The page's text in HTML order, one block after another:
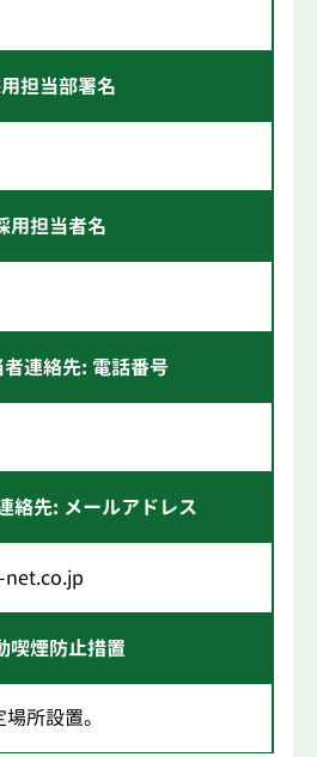
担当部署名
用担当者名
連絡先: 電話番号
絡先: メールアドレス
net.co.jp
喫煙防止措置
所設置。